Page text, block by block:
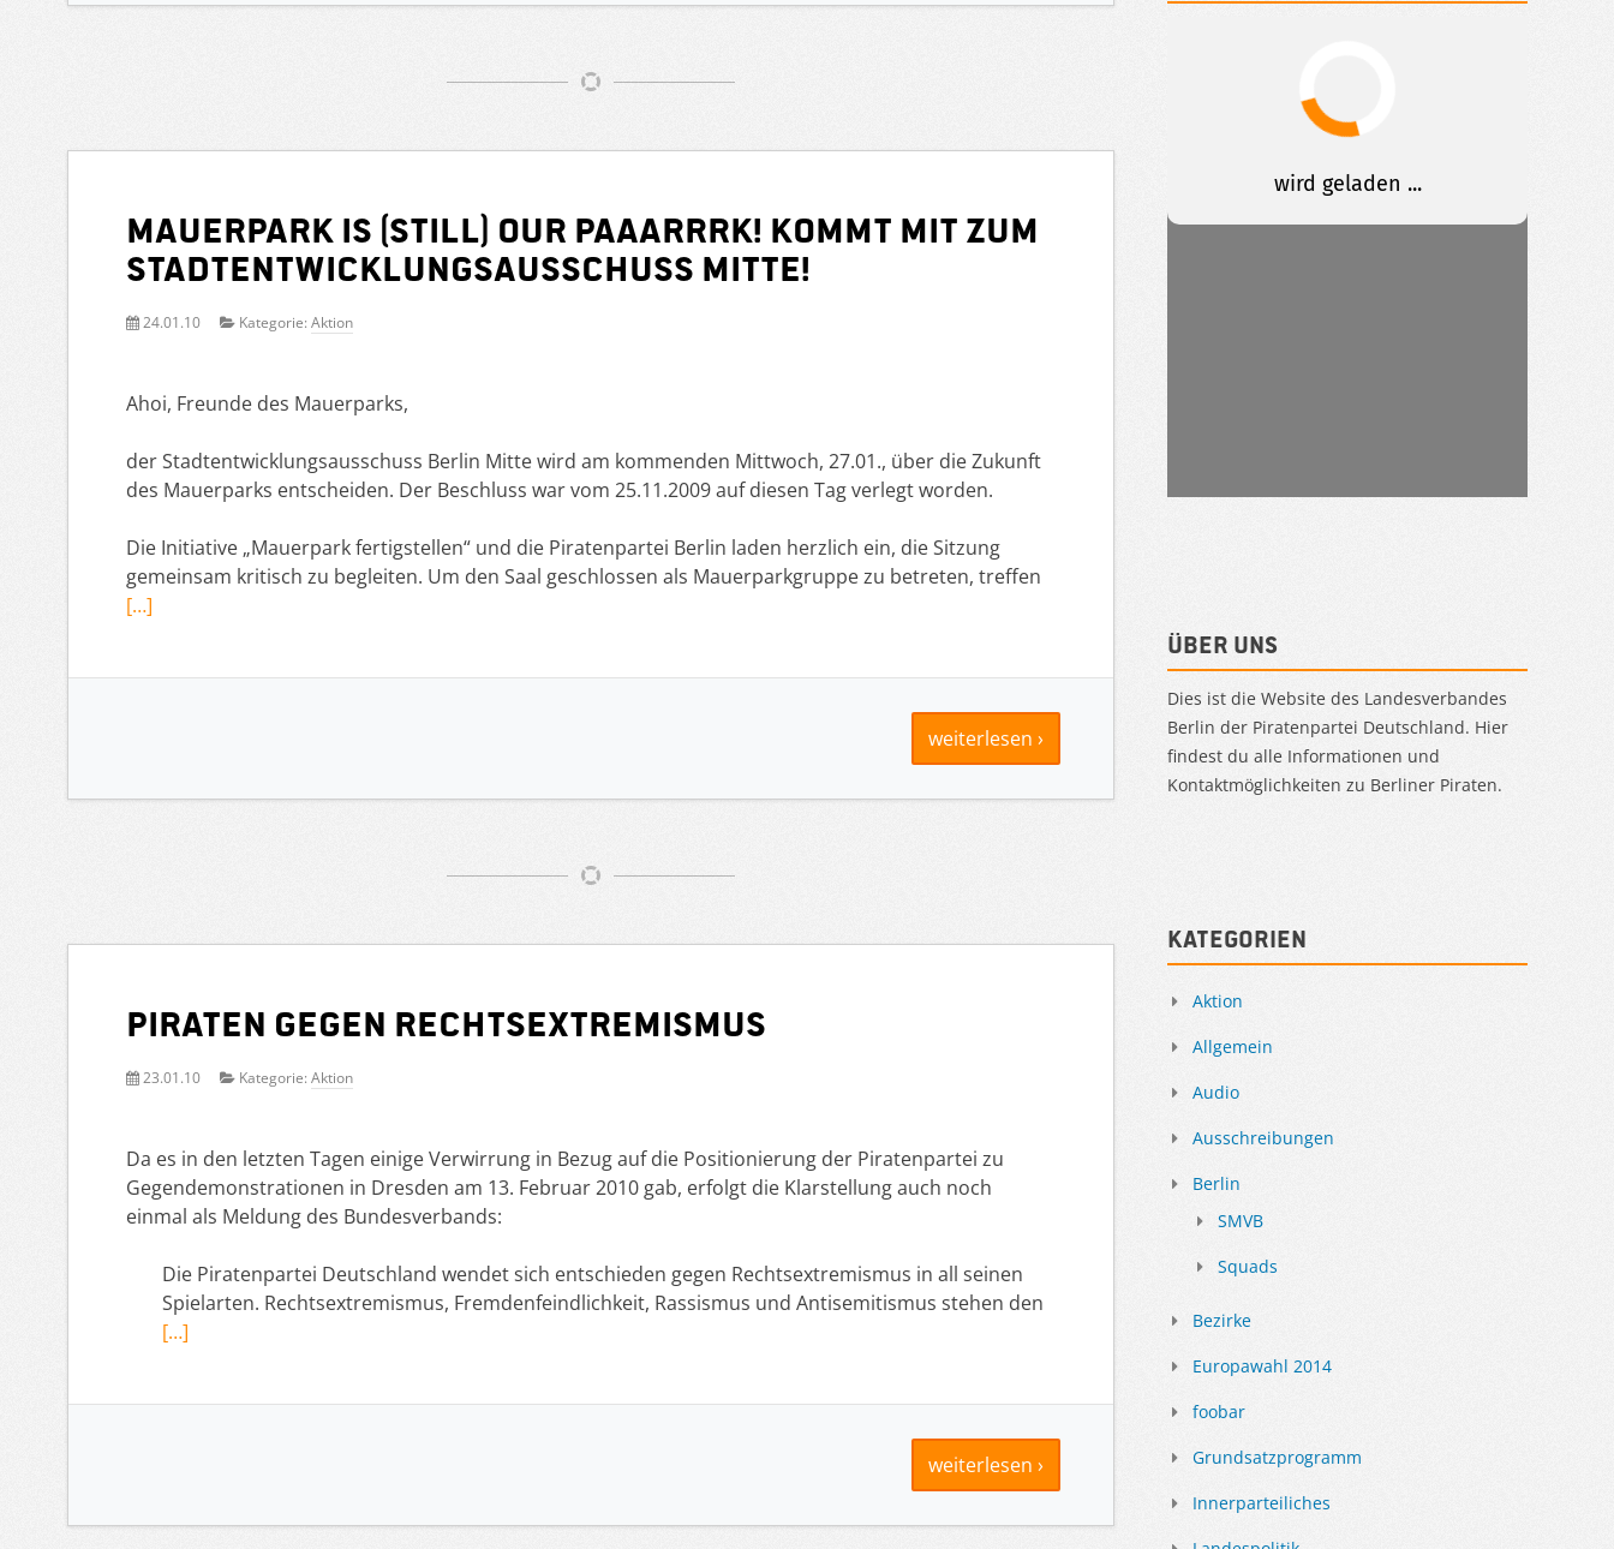
Mauerpark is (still) our pAaarrrk! Kommt mit zum
Stadtentwicklungsausschuss Mitte!
24.01.10 Kategorie: Aktion
Ahoi, Freunde des Mauerparks,
der Stadtentwicklungsausschuss Berlin Mitte wird am kommenden Mittwoch, 27.01., über die Zukunft
des Mauerparks entscheiden. Der Beschluss war vom 25.11.2009 auf diesen Tag verlegt worden.
Die Initiative „Mauerpark fertigstellen“ und die Piratenpartei Berlin laden herzlich ein, die Sitzung
gemeinsam kritisch zu begleiten. Um den Saal geschlossen als Mauerparkgruppe zu betreten, treffen
[…]
weiterlesen ›
Piraten gegen Rechtsextremismus
23.01.10 Kategorie: Aktion
Da es in den letzten Tagen einige Verwirrung in Bezug auf die Positionierung der Piratenpartei zu
Gegendemonstrationen in Dresden am 13. Februar 2010 gab, erfolgt die Klarstellung auch noch
einmal als Meldung des Bundesverbands:
Die Piratenpartei Deutschland wendet sich entschieden gegen Rechtsextremismus in all seinen
Spielarten. Rechtsextremismus, Fremdenfeindlichkeit, Rassismus und Antisemitismus stehen den
[…]
weiterlesen ›
Über uns
Dies ist die Website des Landesverbandes
Berlin der Piratenpartei Deutschland. Hier
findest du alle Informationen und
Kontaktmöglichkeiten zu Berliner Piraten.
Kategorien
Aktion
Allgemein
Audio
Ausschreibungen
Berlin
SMVB
Squads
Bezirke
Europawahl 2014
foobar
Grundsatzprogramm
Innerparteiliches